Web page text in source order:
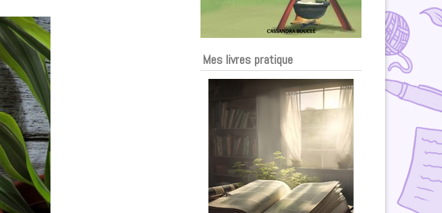
Mes livres pratique